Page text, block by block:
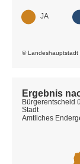
© Landeshauptstadt
JA
Ergebnis
Bürgerentscheid
Stadt
Amtliches